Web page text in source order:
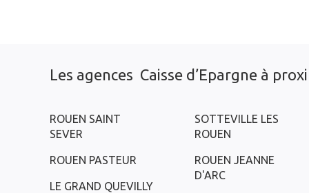
Les agences Caisse d’Epargne à
ROUEN SAINT
SEVER
ROUEN PASTEUR
LE GRAND QUEVILLY
SOTTEVILLE LES
ROUEN
ROUEN JEANNE
D'ARC